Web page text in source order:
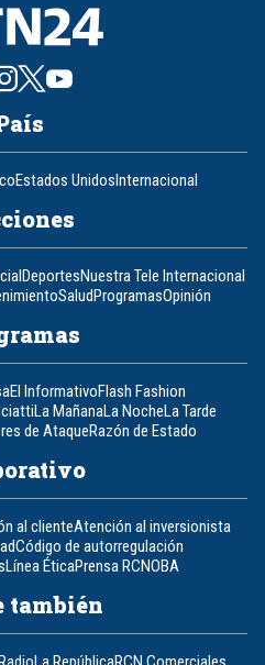
Estados Unidos Internacional
DeportesNuestra Tele Internacional
Salud ProgramasOpinión
El InformativoFlash Fashion
La MañanaLa NocheLa Tarde
de AtaqueRazón de Estado
al clienteAtención al inversionista
Código de autorregulación
Línea ÉticaPrensa RCNOBA
también